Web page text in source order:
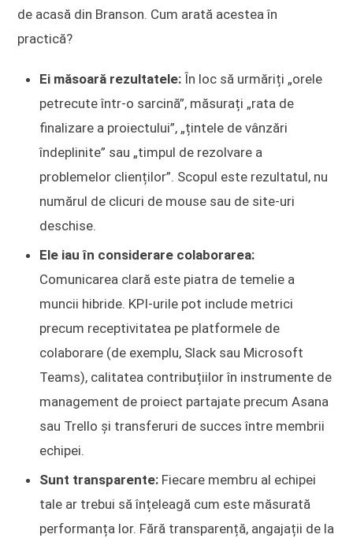
de acasă din Branson. Cum arată acestea în
practică?
Ei măsoară rezultatele:În loc să urmăriți „orele
petrecute într-o sarcină”, măsurați „rata de
finalizare a proiectului”, „țintele de vânzări
îndeplinite” sau „timpul de rezolvare a
problemelor clienților”. Scopul este rezultatul, nu
numărul de clicuri de mouse sau de site-uri
deschise.
Ele iau în considerare colaborarea:
Comunicarea clară este piatra de temelie a
muncii hibride. KPI-urile pot include metrici
precum receptivitatea pe platformele de
colaborare (de exemplu, Slack sau Microsoft
Teams), calitatea contribuțiilor în instrumente de
management de proiect partajate precum Asana
sau Trello și transferuri de succes între membrii
echipei.
Sunt transparente: Fiecare membru al echipei
tale ar trebui să înțeleagă cum este măsurată
performanța lor. Fără transparență, angajații de la